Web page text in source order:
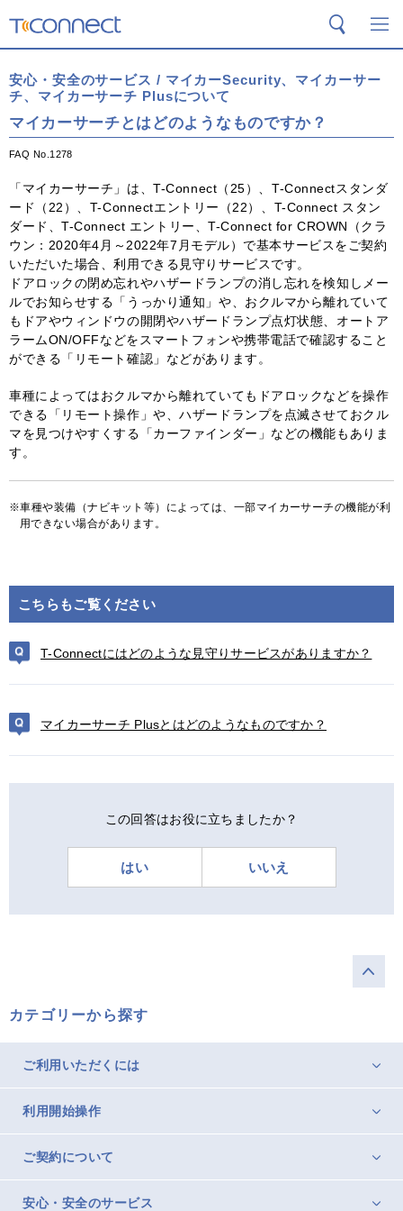
検索
安心・安全のサービス / マイカーSecurity、マイカーサー
チ、マイカーサーチ Plusについて
マイカーサーチとはどのようなものですか？
FAQ No.1278
「マイカーサーチ」は、T-Connect（25）、T-Connectスタンダ
ード（22）、T-Connectエントリー（22）、T-Connect スタン
ダード、T-Connect エントリー、T-Connect for CROWN（クラ
ウン：2020年4月～2022年7月モデル）で基本サービスをご契約
いただいた場合、利用できる見守りサービスです。
ドアロックの閉め忘れやハザードランプの消し忘れを検知しメー
ルでお知らせする「うっかり通知」や、おクルマから離れていて
もドアやウィンドウの開閉やハザードランプ点灯状態、オートア
ラームON/OFFなどをスマートフォンや携帯電話で確認すること
ができる「リモート確認」などがあります。
車種によってはおクルマから離れていてもドアロックなどを操作
できる「リモート操作」や、ハザードランプを点滅させておクル
マを見つけやすくする「カーファインダー」などの機能もありま
す。
車種や装備（ナビキット等）によっては、一部マイカーサーチの機能が利
用できない場合があります。
こちらもご覧ください
T-Connectにはどのような見守りサービスがありますか？
マイカーサーチ Plusとはどのようなものですか？
この回答はお役に立ちましたか？
はい いいえ
カテゴリーから探す
ご利用いただくには
利用開始操作
ご契約について
安心・安全のサービス